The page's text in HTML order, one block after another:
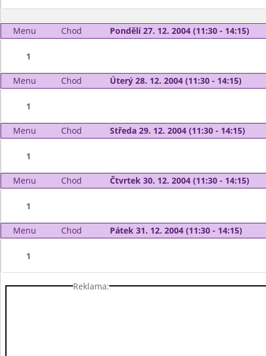
Menu Chod Pondělí 27. 12. 2004 (11:30 - 14:15)
1
Menu Chod Úterý 28. 12. 2004 (11:30 - 14:15)
1
Menu Chod Středa 29. 12. 2004 (11:30 - 14:15)
1
Menu Chod Čtvrtek 30. 12. 2004 (11:30 - 14:15)
1
Menu Chod Pátek 31. 12. 2004 (11:30 - 14:15)
1
Reklama: